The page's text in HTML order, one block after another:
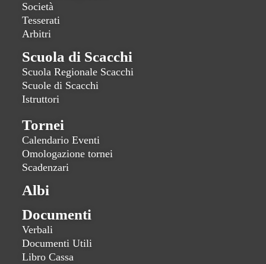
Società
Tesserati
Arbitri
Scuola di Scacchi
Scuola Regionale Scacchi
Scuole di Scacchi
Istruttori
Tornei
Calendario Eventi
Omologazione tornei
Scadenzari
Albi
Documenti
Verbali
Documenti Utili
Libro Cassa